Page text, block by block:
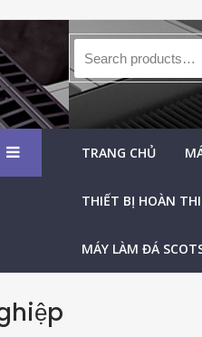
TRANG CHỦ
THIẾT BỊ HOÀN
MÁY LÀM ĐÁ